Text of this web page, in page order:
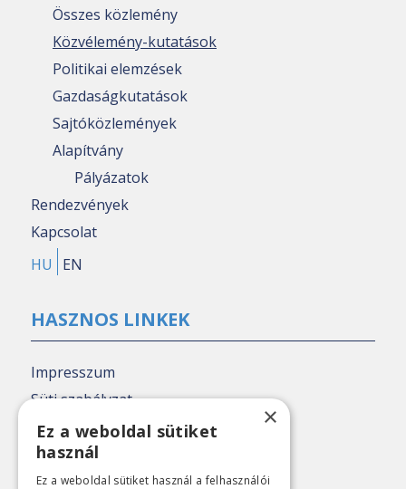
Összes közlemény
Közvélemény-kutatások
Politikai elemzések
Gazdaságkutatások
Sajtóközlemények
Alapítvány
Pályázatok
Rendezvények
Kapcsolat
HU
EN
HASZNOS LINKEK
Impresszum
Süti szabályzat
Adatkezelési tájékoztató
Nézőpont archív
×
Ez a weboldal sütiket
használ
Ez a weboldal sütiket használ a felhasználói